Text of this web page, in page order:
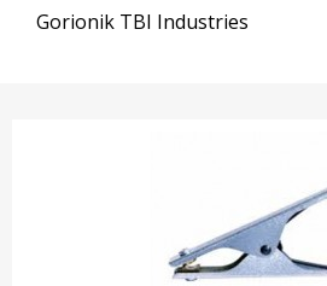
Gorionik TBI Industries